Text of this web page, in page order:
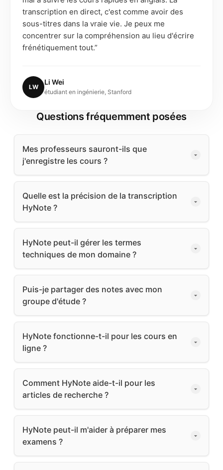
transcription en direct, c'est comme avoir des
sous-titres dans la vraie vie. Je peux me
concentrer sur la compréhension au lieu d'écrire
frénétiquement tout.”
LW
Li Wei
étudiant en ingénierie, Stanford
Questions fréquemment posées
Mes professeurs sauront-ils que
j'enregistre les cours ?
Quelle est la précision de la transcription
HyNote ?
HyNote peut-il gérer les termes
techniques de mon domaine ?
Puis-je partager des notes avec mon
groupe d'étude ?
HyNote fonctionne-t-il pour les cours en
ligne ?
Comment HyNote aide-t-il pour les
articles de recherche ?
HyNote peut-il m'aider à préparer mes
examens ?